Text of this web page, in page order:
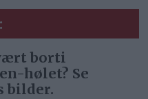
borti
hølet? Se
bilder.